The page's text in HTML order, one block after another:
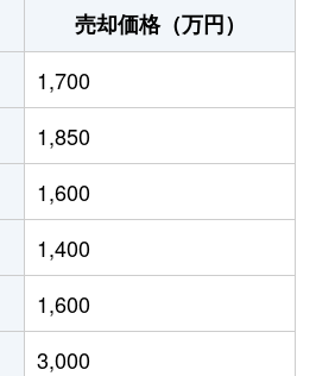
3,000万円 北上尾
徒歩7分
4,200万円
2,000万円
800万円
2,300万円
3,400万円
3,400万円
売却価格（万円）
1,700
1,850
1,600
1,400
1,600
3,000